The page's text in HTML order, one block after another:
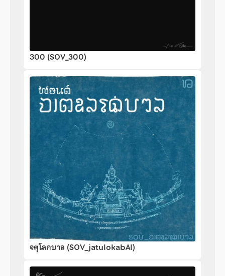
300 (SOV_300)
จตุโลกบาล (SOV_jatulokabAl)